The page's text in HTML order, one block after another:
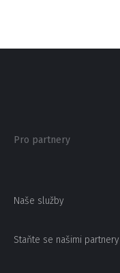
Pro partnery
Naše služby
Staňte se našimi partnery